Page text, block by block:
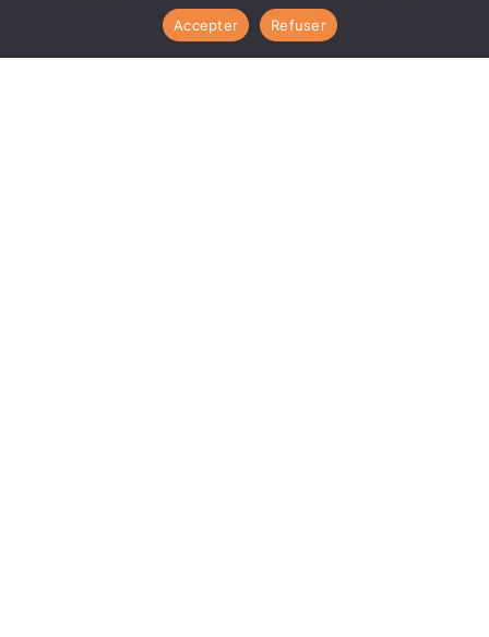
Accepter
Refuser